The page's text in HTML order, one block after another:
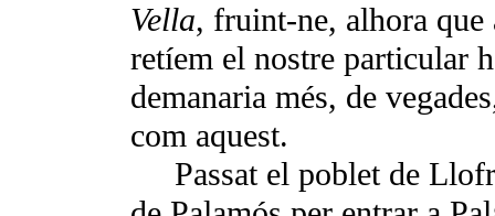
Vella, fruint-ne, alhora que
retíem el nostre particular
demanaria més, de
com aquest.
Passat el poblet de